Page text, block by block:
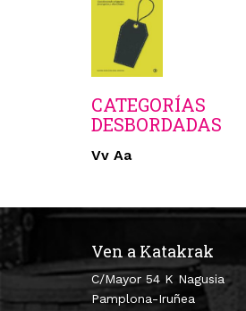
CATEGORÍAS
DESBORDADAS
Vv Aa
Ven a Katakrak
C/Mayor 54 K Nagusia
Pamplona-Iruñea